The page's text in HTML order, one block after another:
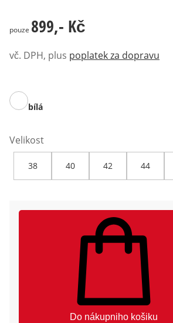
899,- Kč
pouze 899,- Kč
vč. DPH, plus poplatek za dopravu
bílá
Velikost
38 40 42 44
Do nákupniho košiku